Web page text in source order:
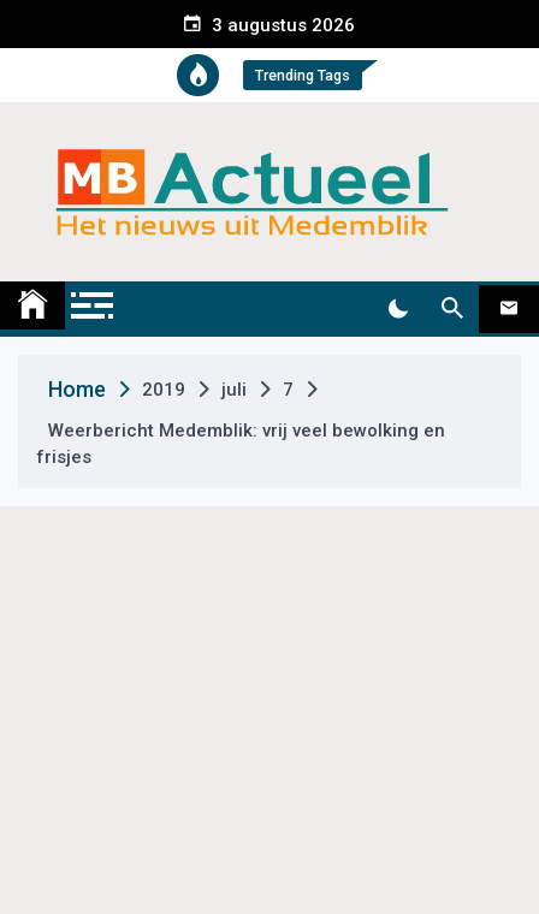
e
t
3 augustus 2026
Trending Tags
Medemblik Actueel
Home 2019 juli
7
Weerbericht Medemblik: vrij veel bewolking en
frisjes